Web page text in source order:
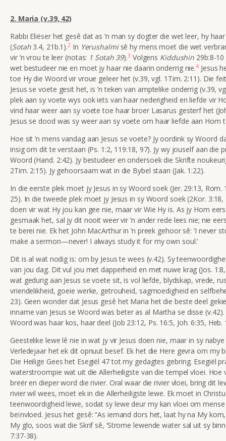
2. Maria (v.39, 42)
Rabbi Eliëser het gesê dat as ’n man sy dogter die wet leer, hy
(Sotah3.4, 21b.1).2 In Yerushalmisê hy mens moet die wet
vir ’n vrou te leer (notas: 1 Sotah 39).3 Volgens Kiddushin 29b:8-
wet bestudeer nie en moet jy haar nie daarin onderrig nie.4 Jesus
toe Hy die Woord vir vroue geleer het (v.39, vgl. 1Tim. 2:11). Die
Jesus se voete gesit het, is ’n teken van amptelike onderrig (v.39,
plek aan sy voete wys ook iets van haar nederigheid en liefde vir
vind haar weer aan sy voete toe haar broer Lasarus gesterf het
Jesus se dood was sy weer aan sy voete om haar liefde aan Hom
Hoe sit ’n mens vandag aan Jesus se voete? Jy oordink sy Woord
insig om dit te verstaan (Ps. 1:2, 119:18, 97). Jy wy jouself aan die
Woord (Hand. 2:42). Jy bestudeer en ondersoek die Skrifte
2Tim. 2:15). Jy gehoorsaam wat in die Bybel staan (Jak. 1:22).
In die eerste plek moet jy Jesus in sy Woord soek (Jer. 29:13, Rom.
25). In die tweede plek moet jy Jesus in sy Woord soek (2Kor.
doen vir wat Hy jou kan gee nie, maar vir Wie Hy is. As jy Hom
gesmaak het, sal jy dit nooit weer vir ’n ander rede lees nie; nie
te berei nie. Ek het John MacArthur in ’n preek gehoor sê: ‘I never
make a sermon—never! I always study it for my own soul.’
Dit is al wat nodig is: om by Jesus te wees (v.42). Sy
van jou dag. Dit vul jou met dapperheid en met nuwe krag (Jos.
wat gedurig aan Jesus se voete sit, is vol liefde, blydskap, vrede,
vriendelikheid, goeie werke, getrouheid, sagmoedigheid en
23). Geen wonder dat Jesus gesê het Maria het die beste deel
inname van Jesus se Woord was beter as al Martha se disse
Woord was haar kos, haar deel (Job 23:12, Ps. 16:5, Joh. 6:35, Heb.
Geestelike lewe lê nie in wat jy vir Jesus doen nie, maar in sy
Verledejaar het ek dit opnuut besef. Ek het die Here gevra om my
Die Heilige Gees het Esegiël 47 tot my gedagtes gebring. Esegiël
waterstroompie wat uit die Allerheiligste van die tempel vloei. Hoe
breër en dieper word die rivier. Oral waar die rivier vloei, bring dit
rivier wil wees, moet ek in die Allerheiligste lewe. Ek moet in
teenwoordigheid lewe, sodat sy lewe deur my kan vloei om
beïnvloed. Jesus het gesê: “As iemand dors het, laat hy na My
My glo, soos wat die Skrif sê, ‘Strome lewende water sal uit sy
7:37-38).